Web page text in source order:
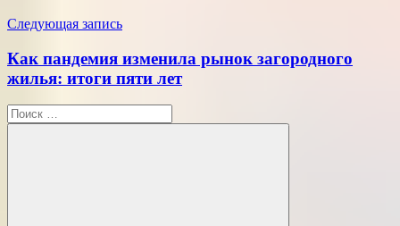
Следующая запись
Как пандемия изменила рынок загородного
жилья: итоги пяти лет
Поиск
для: